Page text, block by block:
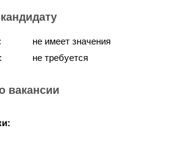
не имеет значения
не требуется
вакансии